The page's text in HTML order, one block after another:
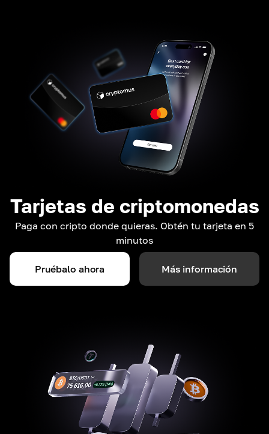
Tarjetas de criptomonedas
Paga con cripto donde quieras. Obtén tu tarjeta en 5
minutos
Pruébalo ahora Más información